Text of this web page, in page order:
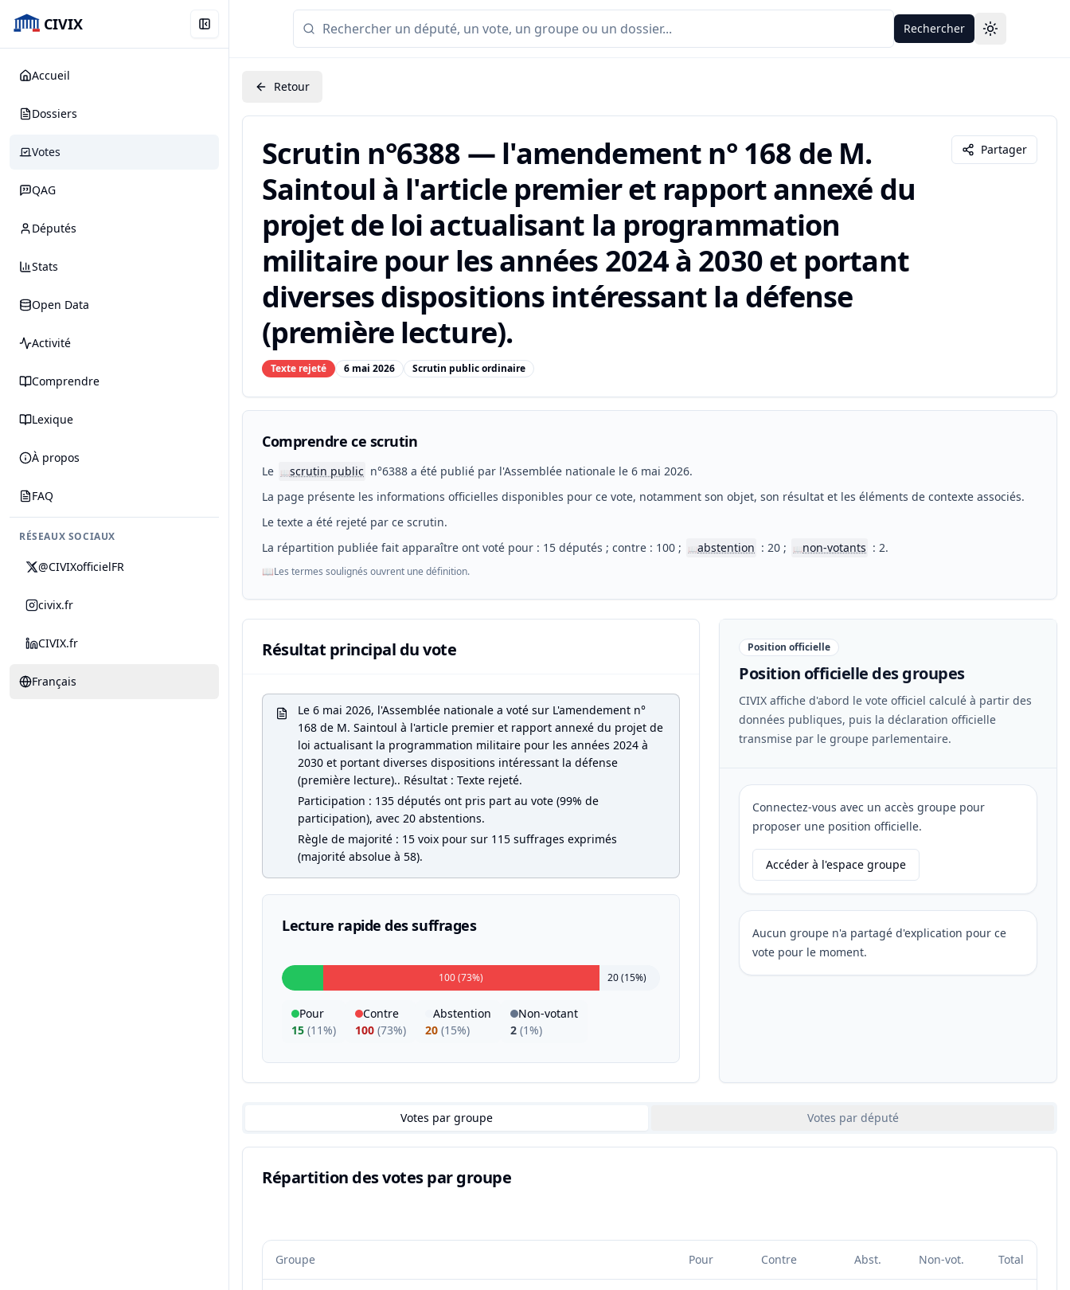
CIVIX
Accueil
Dossiers
Votes
QAG
Députés
Stats
Open Data
Activité
Comprendre
Lexique
À propos
FAQ
RÉSEAUX SOCIAUX
@CIVIXofficielFR
civix.fr
CIVIX.fr
Français
Rechercher Toggle theme
Retour
Scrutin n°6388 — l'amendement n° 168 de M.
Saintoul à l'article premier et rapport annexé du
projet de loi actualisant la programmation
militaire pour les années 2024 à 2030 et portant
diverses dispositions intéressant la défense
(première lecture).
Texte rejeté 6 mai 2026 Scrutin public ordinaire
Partager
Comprendre ce scrutin
Le 📖scrutin public n°6388 a été publié par l'Assemblée nationale le 6 mai 2026.
La page présente les informations officielles disponibles pour ce vote, notamment son objet, son résultat et les éléments de contexte associés.
Le texte a été rejeté par ce scrutin.
La répartition publiée fait apparaître ont voté pour : 15 députés ; contre : 100 ;
📖abstention : 20 ; 📖non-votants : 2.
📖Les termes soulignés ouvrent une définition.
Résultat principal du vote
Le 6 mai 2026, l'Assemblée nationale a voté sur L'amendement n°
168 de M. Saintoul à l'article premier et rapport annexé du projet de
loi actualisant la programmation militaire pour les années 2024 à
2030 et portant diverses dispositions intéressant la défense
(première lecture).. Résultat : Texte rejeté.
Participation : 135 députés ont pris part au vote (99% de
participation), avec 20 abstentions.
Règle de majorité : 15 voix pour sur 115 suffrages exprimés
(majorité absolue à 58).
Lecture rapide des suffrages
100 (73%) 20 (15%)
Pour
15 (11%)
Contre
100 (73%)
Abstention
20 (15%)
Non-votant
2 (1%)
Position officielle
Position officielle des groupes
CIVIX affiche d'abord le vote officiel calculé à partir des
données publiques, puis la déclaration officielle
transmise par le groupe parlementaire.
Connectez-vous avec un accès groupe pour
proposer une position officielle.
Accéder à l'espace groupe
Aucun groupe n'a partagé d'explication pour ce
vote pour le moment.
Votes par groupe Votes par député
Répartition des votes par groupe
Groupe Pour Contre Abst. Non-vot. Total